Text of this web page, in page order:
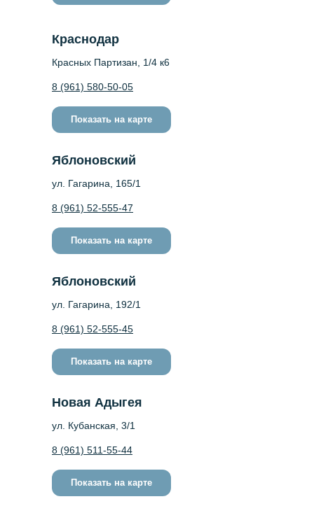
Яблоновский
ул. Гагарина, 192/1
8 (961) 52-555-45
Показать на карте
Краснодар
Красных Партизан, 1/4 к6
8 (961) 580-50-05
Показать на карте
Яблоновский
ул. Гагарина, 165/1
8 (961) 52-555-47
Показать на карте
Новая Адыгея
ул. Кубанская, 3/1
8 (961) 511-55-44
Показать на карте